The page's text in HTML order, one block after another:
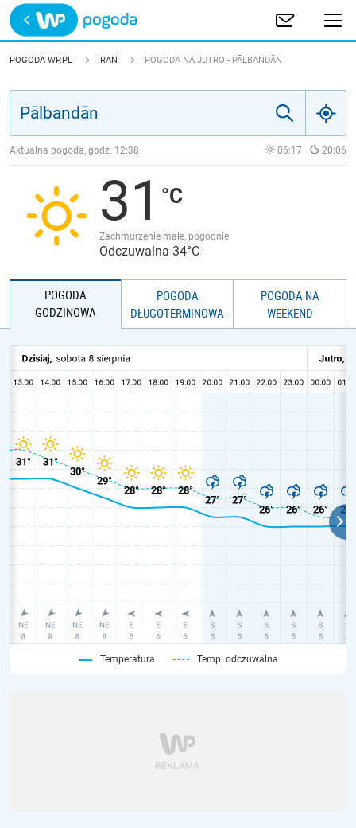
Trwa ładowanie
POLSKA
JAKOŚĆ POWIETRZA
POGODA WP.PL IRAN POGODA NA JUTRO - PĀLBANDĀN
Aktualna pogoda, godz. 12:38 06:17 20:06
31
Zachmurzenie małe, pogodnie
Odczuwalna 34°C
POGODA
GODZINOWA
POGODA
DŁUGOTERMINOWA
POGODA NA
WEEKEND
Temperatura Temp. odczuwalna